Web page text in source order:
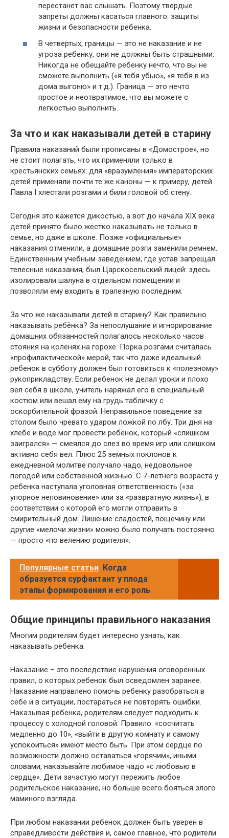
перестанет вас слышать. Поэтому твердые
запреты должны касаться главного: защиты
жизни и безопасности ребенка.
В четвертых, границы — это не наказание и не
угроза ребенку, они не должны быть страшными.
Никогда не обещайте ребенку нечто, что вы не
сможете выполнить («я тебя убью», «я тебя в из
дома выгоню» и т.д.). Граница — это нечто
простое и неотвратимое, что вы можете с
легкостью выполнить.
За что и как наказывали детей в старину
Правила наказаний были прописаны в «Домострое», но
не стоит полагать, что их применяли только в
крестьянских семьях: для «вразумления» императорских
детей применяли почти те же каноны — к примеру, детей
Павла I хлестали розгами и били головой об стену.
Сегодня это кажется дикостью, а вот до начала XIX века
детей принято было жестко наказывать не только в
семье, но даже в школе. Позже «официальные»
наказания отменили, а домашние розги заменили ремнем.
Единственным учебным заведением, где устав запрещал
телесные наказания, был Царскосельский лицей: здесь
изолировали шалуна в отдельном помещении и
позволяли ему входить в трапезную последним.
За что же наказывали детей в старину? Как правильно
наказывать ребёнка? За непослушание и игнорирование
домашних обязанностей полагалось несколько часов
стояния на коленях на горохе. Порка розгами считалась
«профилактической» мерой, так что даже идеальный
ребенок в субботу должен был готовиться к «полезному»
рукоприкладству. Если ребенок не делал уроки и плохо
вел себя в школе, учитель наряжал его в специальный
костюм или вешал ему на грудь табличку с
оскорбительной фразой. Неправильное поведение за
столом было чревато ударом ложкой по лбу. Три дня на
хлебе и воде мог провести ребенок, который «слишком
заигрался» — смеялся до слез во время игр или слишком
активно себя вел. Плюс 25 земных поклонов к
ежедневной молитве получало чадо, недовольное
погодой или собственной жизнью. С 7-летнего возраста у
ребенка наступала уголовная ответственность («за
упорное неповиновение» или за «развратную жизнь»), в
соответствии с которой его могли отправить в
смирительный дом. Лишение сладостей, пощечину или
другие «мелочи жизни» можно было получать постоянно
— просто «по велению родителя».
Популярные статьи Когда
образуется сурфактант у плода
этапы формирования и его роль
Общие принципы правильного наказания
Многим родителям будет интересно узнать, как
наказывать ребенка.
Наказание – это последствие нарушения оговоренных
правил, о которых ребенок был осведомлен заранее.
Наказание направлено помочь ребенку разобраться в
себе и в ситуации, постараться не повторять ошибки.
Наказывая ребенка, родителям следует подходить к
процессу с холодной головой. Правило: «сосчитать
медленно до 10», «выйти в другую комнату и самому
успокоиться» имеют место быть. При этом сердце по
возможности должно оставаться «горячим», иными
словами, наказывайте любимое чадо «с любовью в
сердце». Дети зачастую могут пережить любое
родительское наказание, но больше всего бояться злого
маминого взгляда.
При любом наказании ребенок должен быть уверен в
справедливости действия и, самое главное, что родители